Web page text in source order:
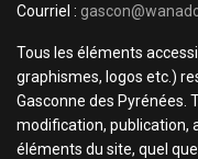
Courriel :
Tous les éléments
graphismes, logos etc.)
Gasconne des Pyrénées.
modification, publication,
éléments du site, quel